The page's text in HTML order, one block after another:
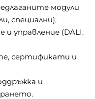
модули
специални);
управление (DALI,
сертификати и
и